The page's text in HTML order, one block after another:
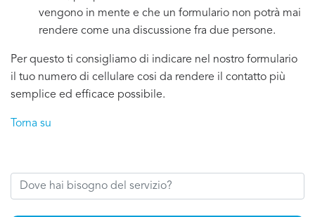
vengono in mente e che un formulario non potrà mai
rendere come una discussione fra due persone.
Per questo ti consigliamo di indicare nel nostro formulario
il tuo numero di cellulare cosi da rendere il contatto più
semplice ed efficace possibile.
Torna su